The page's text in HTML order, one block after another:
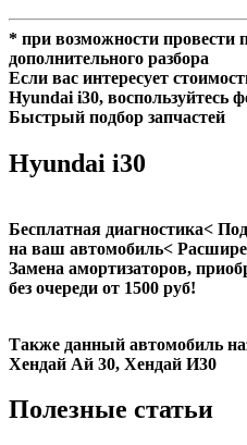
* при возможности провести
дополнительного разбора
Если вас интересует
Hyundai i30, воспользуйтесь
Быстрый подбор запчастей
Hyundai i30
Бесплатная диагностика<
на ваш автомобиль<
Замена амортизаторов,
без очереди от 1500 руб!
Также данный автомобиль
Хендай Ай 30, Хендай И30
Полезные статьи